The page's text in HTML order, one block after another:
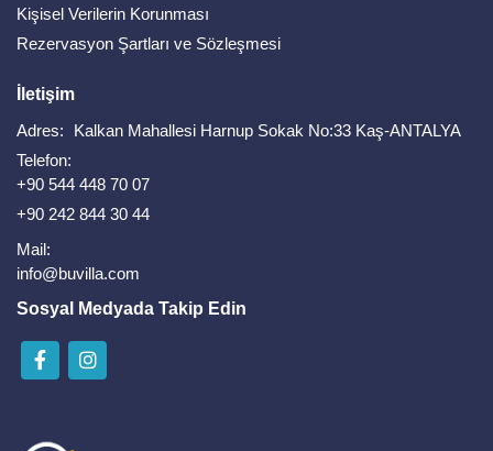
Kişisel Verilerin Korunması
Rezervasyon Şartları ve Sözleşmesi
İletişim
Adres:
Kalkan Mahallesi Harnup Sokak No:33 Kaş-ANTALYA
Telefon:
+90 544 448 70 07
+90 242 844 30 44
Mail:
info@buvilla.com
Sosyal Medyada Takip Edin